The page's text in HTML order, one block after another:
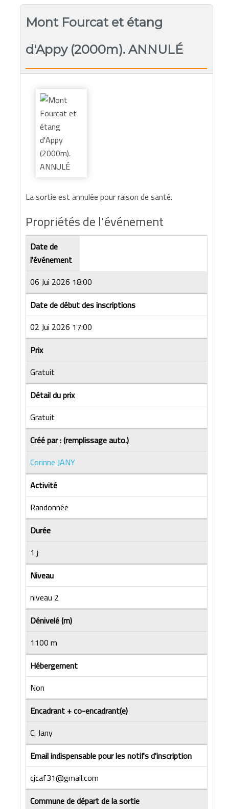
Mont Fourcat et étang
d'Appy (2000m). ANNULÉ
La sortie est annulée pour raison de santé.
Propriétés de l'événement
Date de
l'événement
06 Jui 2026 18:00
Date de début des inscriptions
02 Jui 2026 17:00
Prix
Gratuit
Détail du prix
Gratuit
Créé par : (remplissage auto.)
Corinne JANY
Activité
Randonnée
Durée
1 j
Niveau
niveau 2
Dénivelé (m)
1100 m
Hébergement
Non
Encadrant + co-encadrant(e)
C. Jany
Email indispensable pour les notifs d'inscription
cjcaf31@gmail.com
Commune de départ de la sortie